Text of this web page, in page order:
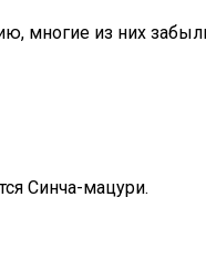
многие из них
Синча-мацури.